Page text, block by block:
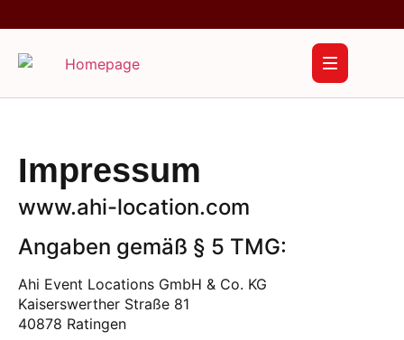
Impressum
www.ahi-location.com
Angaben gemäß § 5 TMG:
Ahi Event Locations GmbH & Co. KG
Kaiserswerther Straße 81
40878 Ratingen